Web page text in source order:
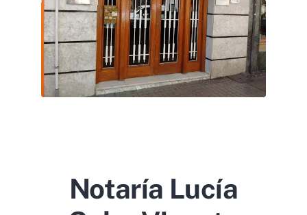
Notaría Lucía